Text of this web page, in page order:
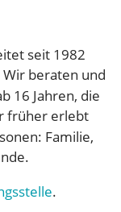
seit 1982
Wir beraten und
16 Jahren, die
früher erlebt
Familie,
.